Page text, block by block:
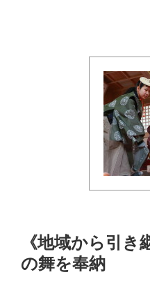
《地域から引き
の舞を奉納